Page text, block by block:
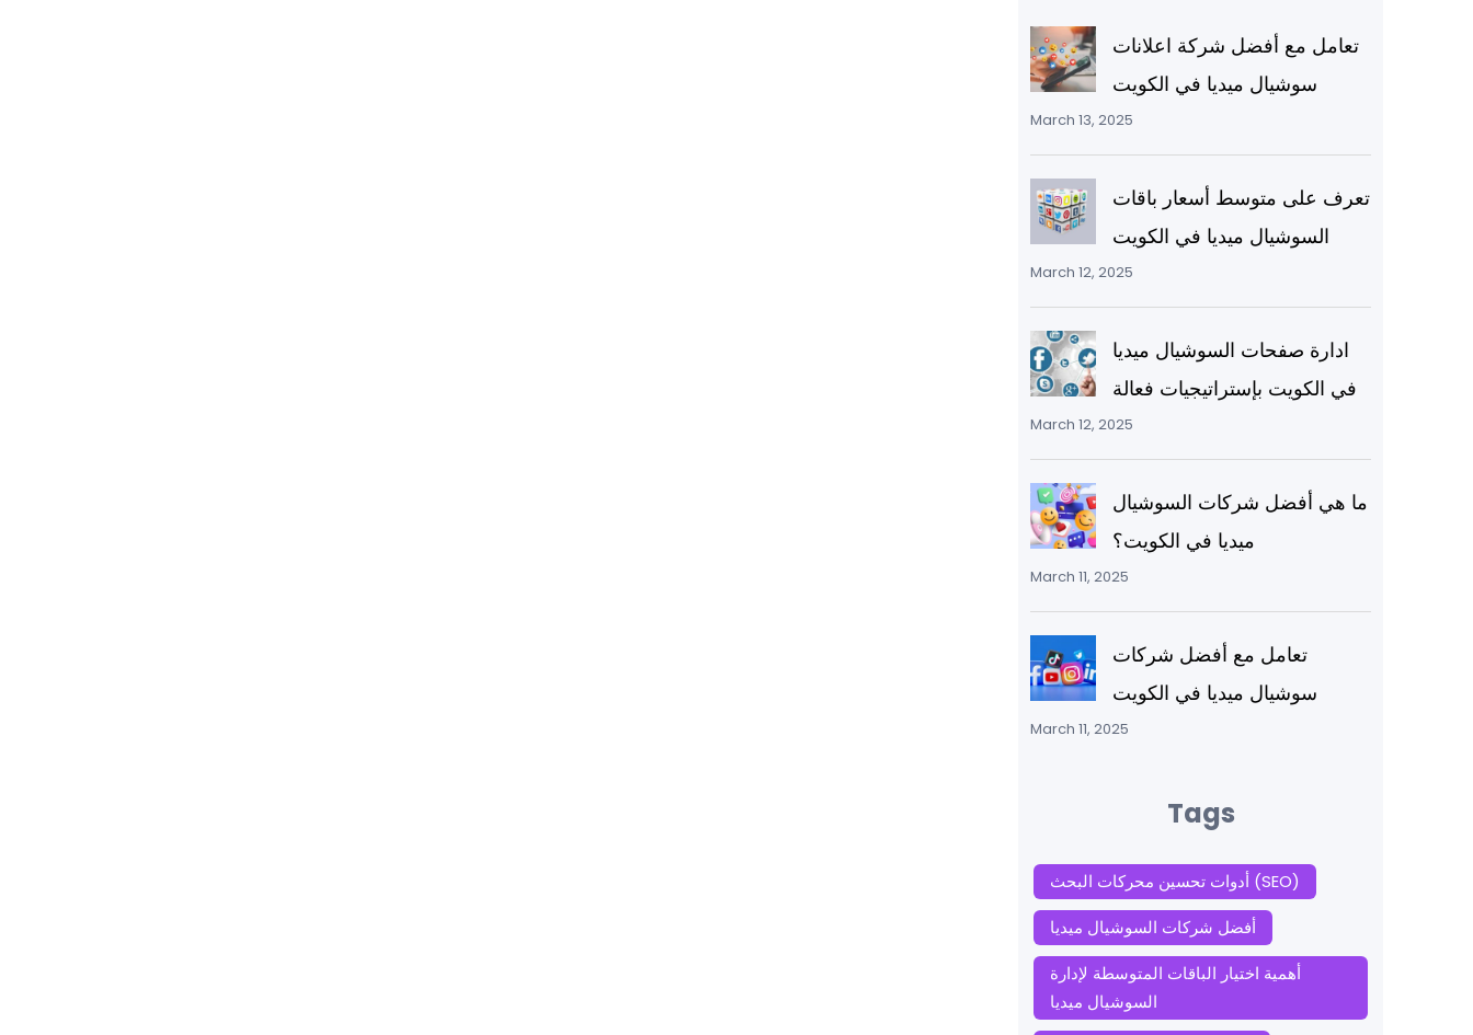
تعامل مع أفضل شركة اعلانات
سوشيال ميديا في الكويت
March 13, 2025
تعرف على متوسط أسعار باقات
السوشيال ميديا في الكويت
March 12, 2025
ادارة صفحات السوشيال ميديا
في الكويت بإستراتيجيات فعالة
March 12, 2025
ما هي أفضل شركات السوشيال
ميديا في الكويت؟
March 11, 2025
تعامل مع أفضل شركات
سوشيال ميديا في الكويت
March 11, 2025
Tags
أدوات تحسين محركات البحث (SEO)
أفضل شركات السوشيال ميديا
أهمية اختيار الباقات المتوسطة لإدارة
السوشيال ميديا